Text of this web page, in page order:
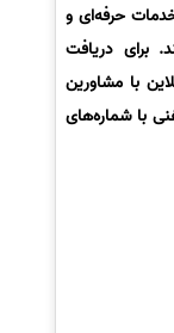
حرفه‌ای و
برای دریافت
با مشاورین
با شماره‌های